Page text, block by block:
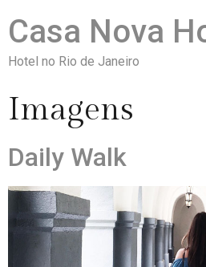
Casa Nova
Hotel no Rio de Janeiro
Imagens
Daily Walk